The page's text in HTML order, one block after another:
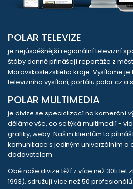
POLAR TELEVIZE
je nejúspěšnější regionální televizní
štáby denně přinášejí reportáže z
Moravskoslezského kraje. Vysíláme
televizního vysílání, portálu polar.cz a
POLAR MULTIMEDIA
je divize se specializací na komerční
děláme vše, co se týká multimedií -
grafiky, weby. Našim klientům to
komunikace s jediným univerzálním a
dodavatelem.
Obě naše divize těží z více než 30ti let
1993), sdružují více než 50